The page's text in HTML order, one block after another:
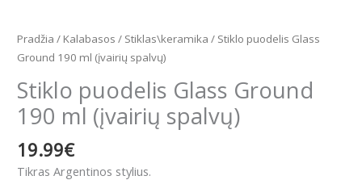
Pradžia / Kalabasos / Stiklas\keramika / Stiklo puodelis Glass
Ground 190 ml (įvairių spalvų)
Stiklo puodelis Glass Ground
190 ml (įvairių spalvų)
19.99€
Tikras Argentinos stylius.